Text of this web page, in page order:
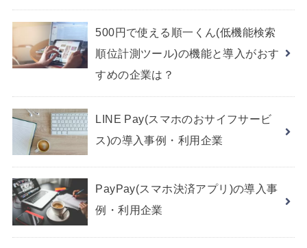
500円で使える順一くん(低機能検索
順位計測ツール)の機能と導入がおす
すめの企業は？
LINE Pay(スマホのおサイフサービ
ス)の導入事例・利用企業
PayPay(スマホ決済アプリ)の導入事
例・利用企業